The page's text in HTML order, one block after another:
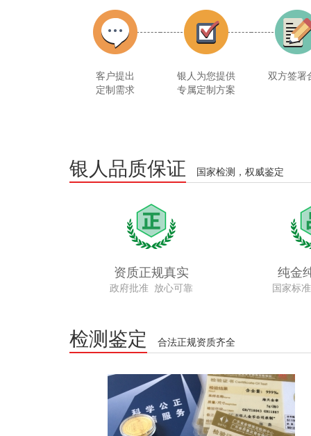
客户提出
定制需求
银人为您提供
专属定制方案
双方签署
银人品质保证 国家检测，权威鉴定
资质正规真实
政府批准 放心可靠
纯金
国家标
检测鉴定 合法正规资质齐全